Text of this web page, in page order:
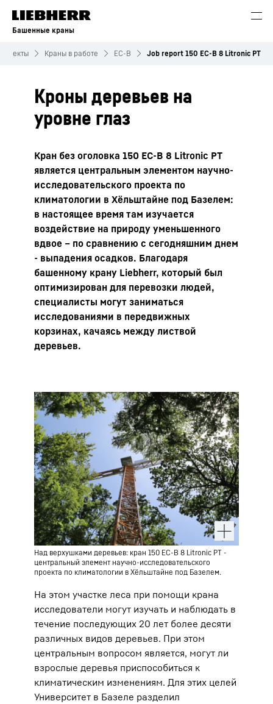
Башенные краны
Проекты Краны в работе EC-B Job report 150 EC-B 8 Litronic PT
Кроны деревьев на
уровне глаз
Кран без оголовка 150 EC-B 8 Litronic PT
является центральным элементом научно-
исследовательского проекта по
климатологии в Хёльштайне под Базелем:
в настоящее время там изучается
воздействие на природу уменьшенного
вдвое – по сравнению с сегодняшним днем
- выпадения осадков. Благодаря
башенному крану Liebherr, который был
оптимизирован для перевозки людей,
специалисты могут заниматься
исследованиями в передвижных
корзинах, качаясь между листвой
деревьев.
Над верхушками деревьев: кран 150 EC-B 8 Litronic PT -
центральный элемент научно-исследовательского
проекта по климатологии в Хёльштайне под Базелем.
На этом участке леса при помощи крана
исследователи могут изучать и наблюдать в
течение последующих 20 лет более десяти
различных видов деревьев. При этом
центральным вопросом является, могут ли
взрослые деревья приспособиться к
климатическим изменениям. Для этих целей
Университет в Базеле разделил